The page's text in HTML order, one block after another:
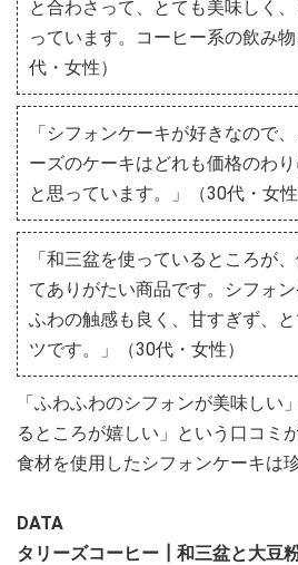
と合わさって、とても美味しく
っています。コーヒー系の飲み
代・女性）
「シフォンケーキが好きなので
ーズのケーキはどれも価格のわ
と思っています。」（30代・女性
「和三盆を使っているところが
てありがたい商品です。シフォ
ふわの触感も良く、甘すぎず、
ツです。」（30代・女性）
「ふわふわのシフォンが美味しい
るところが嬉しい」という口コミ
食材を使用したシフォンケーキは
DATA
タリーズコーヒー┃和三盆と大豆